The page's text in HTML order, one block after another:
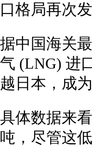
口格局再次
据中国海关
气 (LNG) 进
越日本，成
具体数据来
吨，尽管这